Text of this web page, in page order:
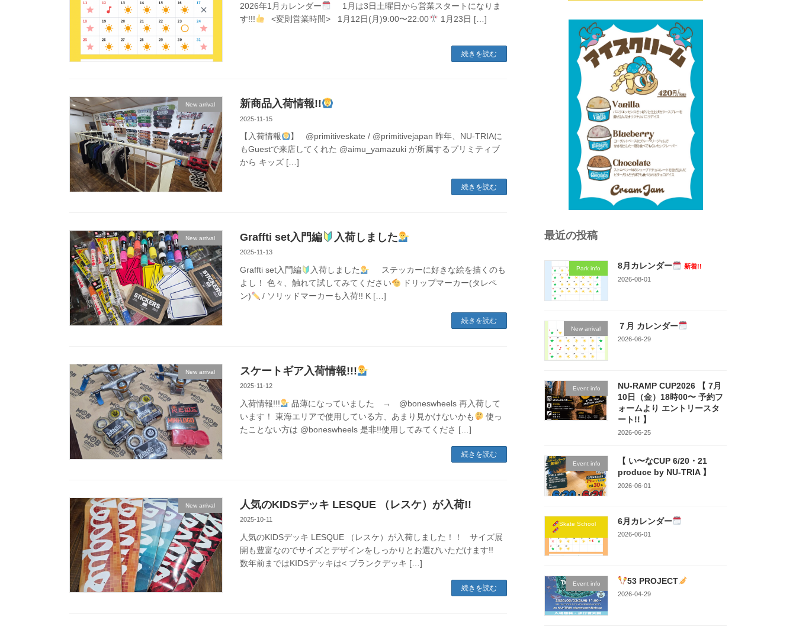
2026年1月カレンダー
1月は3日土曜日から営業スタートになりま
す!!!
<変則営業時間> 1月12日(月)9:00〜22:00 1月23日 […]
続きを読む
New arrival 新商品入荷情報!!
2025-11-15
【入荷情報
】 @primitiveskate / @primitivejapan 昨年、NU-TRIAに
もGuestで来店してくれた @aimu_yamazuki が所属するプリミティブ
から キッズ […]
続きを読む
New arrival Graffti set入門編 入荷しました
2025-11-13
Graffti set入門編 入荷しました
ステッカーに好きな絵を描くのも
よし！ 色々、触れて試してみてください
ドリップマーカー(タレペ
ン)
/ ソリッドマーカーも入荷!! K […]
続きを読む
New arrival スケートギア入荷情報!!!
2025-11-12
入荷情報!!!
品薄になっていました → @boneswheels 再入荷して
います！ 東海エリアで使用している方、あまり見かけないかも
使っ
たことない方は @boneswheels 是非!!使用してみてくださ […]
続きを読む
New arrival 人気のKIDSデッキ LESQUE （レスケ）が入荷!!
2025-10-11
人気のKIDSデッキ LESQUE （レスケ）が入荷しました！！ サイズ展
開も豊富なのでサイズとデザインをしっかりとお選びいただけます!!
数年前まではKIDSデッキは< ブランクデッキ […]
続きを読む
最近の投稿
Park info 8月カレンダー
新着!!
2026-08-01
New arrival ７月 カレンダー
2026-06-29
Event info
NU-RAMP CUP2026 【 7月
10日（金）18時00〜 予約フ
ォームより エントリースタ
ート!! 】
2026-06-25
Event info
【 い〜なCUP 6/20・21
produce by NU-TRIA 】
2026-06-01
Skate School 6月カレンダー
2026-06-01
Event info 53 PROJECT
2026-04-29